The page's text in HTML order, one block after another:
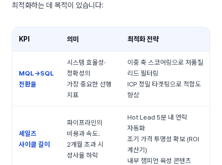
최적화하는 데 목적이 있습니다:
KPI 의미 최적화 전략
MQL→SQL
전환율
시스템 효율성·
정확성의
가장 중요한 선행
지표
이중 축 스코어링으로 저품질
리드 필터링
ICP 정밀 타겟팅으로 적합도
향상
세일즈
사이클 길이
파이프라인의
비용과 속도.
2개월 초과 시
성사율 하락
Hot Lead 5분 내 연락
자동화
조기 가격 투명성 확보 (ROI
계산기)
내부 챔피언 육성 콘텐츠